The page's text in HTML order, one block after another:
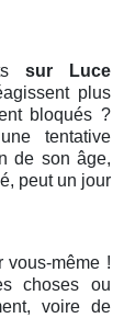
sur Luce
plus
bloqués ?
tentative
de son âge,
peut un jour
vous-même !
choses ou
voire de